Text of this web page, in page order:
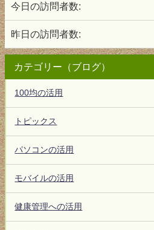
今日の訪問者数:
昨日の訪問者数:
カテゴリー（ブログ）
100均の活用
トピックス
パソコンの活用
モバイルの活用
健康管理への活用